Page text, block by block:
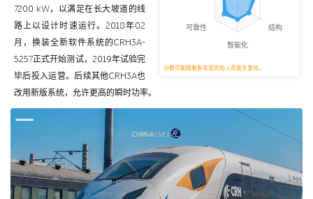
分数可能随着新车型的加入而发生变化。
7200 kW，以满足在长大坡道的线
路上以设计时速运行。2018年02
月，换装全新软件系统的CRH3A-
5257正式开始测试，2019年试验完
毕后投入运营。后续其他CRH3A也
改用新版系统，允许更高的瞬时功率。